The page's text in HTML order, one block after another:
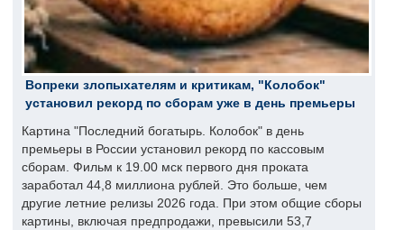
Вопреки злопыхателям и критикам, "Колобок"
установил рекорд по сборам уже в день премьеры
Картина "Последний богатырь. Колобок" в день
премьеры в России установил рекорд по кассовым
сборам. Фильм к 19.00 мск первого дня проката
заработал 44,8 миллиона рублей. Это больше, чем
другие летние релизы 2026 года. При этом общие сборы
картины, включая предпродажи, превысили 53,7